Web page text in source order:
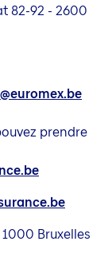
82-92 - 2600
prendre
Bruxelles